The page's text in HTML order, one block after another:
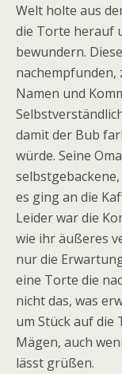
Welt holte aus
die Torte herauf
bewundern.
nachempfunden,
Namen und
damit der Bub
würde. Seine
es ging an die
Leider war die
wie ihr äußeres
nur die
eine Torte die
nicht das, was
um Stück auf die
Mägen, auch
lässt grüßen.